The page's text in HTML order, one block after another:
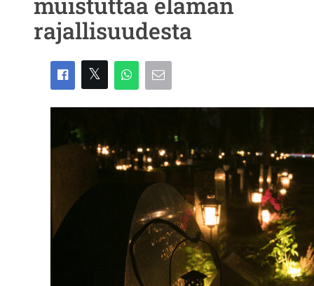
rajallisuudesta